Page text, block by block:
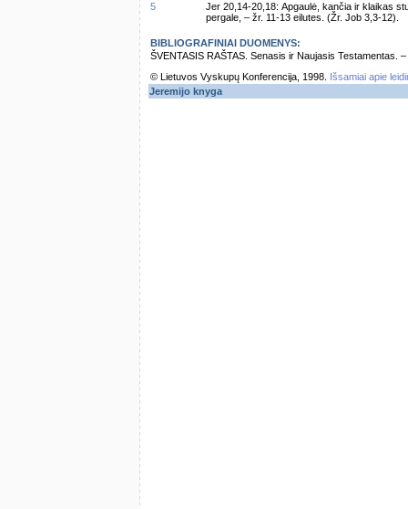
5
Jer 20,14-20,18: Apgaulė, kančia ir klaikas
pergale, – žr. 11-13 eilutes. (Žr. Job 3,3-12).
BIBLIOGRAFINIAI DUOMENYS:
ŠVENTASIS RAŠTAS. Senasis ir Naujasis Testamentas.
© Lietuvos Vyskupų Konferencija, 1998.
Išsamiai apie
Jeremijo knyga